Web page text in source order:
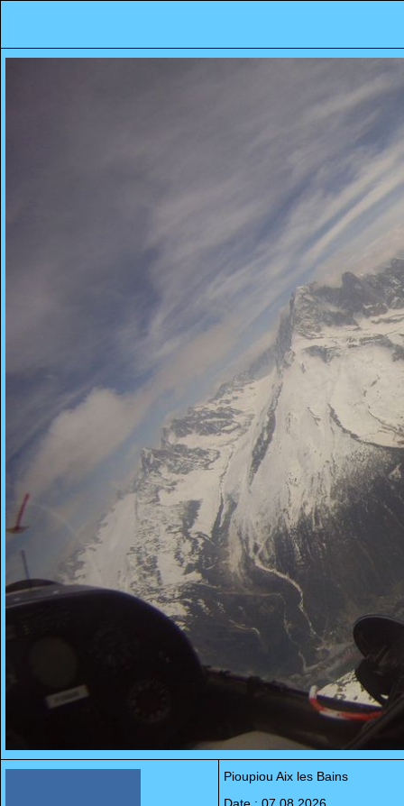
Pioupiou Aix les Bains